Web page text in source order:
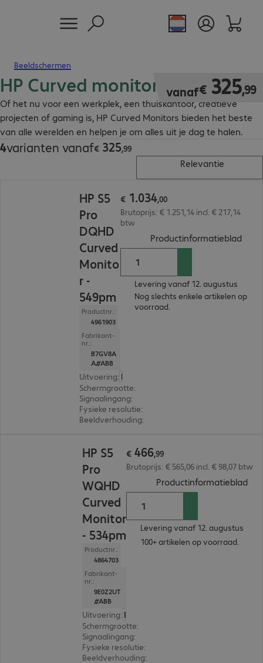
Beeldschermen
HP Curved monitor
Of het nu voor een werkplek, een thuiskantoor, creatieve
projecten of gaming is, HP Curved Monitors bieden het beste
van alle werelden en helpen je om alles uit je dag te halen.
vanaf€ 325,99
€ 325,99
4varianten vanaf€ 325,99
€ 325,99
Relevantie
HP S5
Pro
DQHD
Curved
Monito
r -
549pm
Productnr.:
4961903
Fabrikant-
nr.:
B7GV8A
A#ABB
Uitvoering: Europa
Schermgrootte:
Signaalingang:
Fysieke resolutie:
Beeldverhouding:
€ 1.034,00
Brutoprijs: € 1.251,14 incl. € 217,14
btw
Productinformatieblad
Levering vanaf 12. augustus
Nog slechts enkele artikelen op
voorraad.
HP S5
Pro
WQHD
Curved
Monitor
- 534pm
Productnr.:
4864703
Fabrikant-
nr.:
9E0Z2UT
#ABB
Uitvoering:
Schermgrootte:
Signaalingang:
Fysieke resolutie:
Beeldverhouding:
€ 466,99
Brutoprijs: € 565,06 incl. € 98,07 btw
Productinformatieblad
Levering vanaf 12. augustus
100+ artikelen op voorraad.